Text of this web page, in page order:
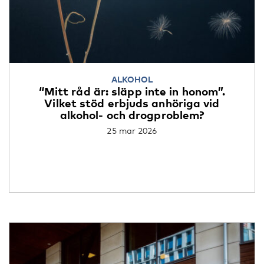
ALKOHOL
“Mitt råd är: släpp inte in honom”.
Vilket stöd erbjuds anhöriga vid
alkohol- och drogproblem?
25 mar 2026